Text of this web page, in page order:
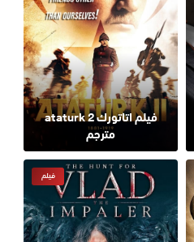
فيلم اتاتورك ataturk 2
مترجم
فيلم